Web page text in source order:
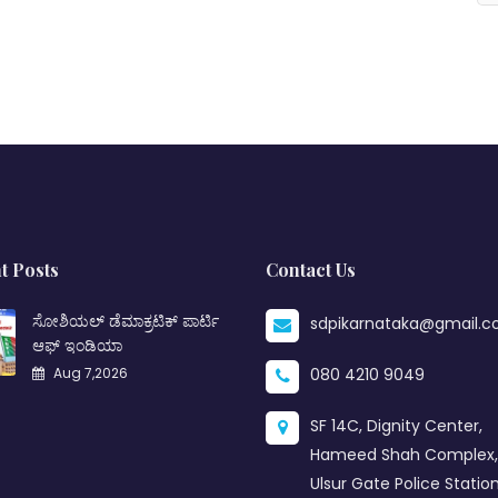
Posts
ಸೋಶಿಯಲ್ ಡೆಮಾಕ್ರಟಿಕ್ ಪಾರ್ಟಿ
ಆಫ್ ಇಂಡಿಯಾ
Aug 7,2026
Contact Us
080 4210 9049
SF 14C, Dignity Center,
Hameed Shah
Ulsur Gate Police